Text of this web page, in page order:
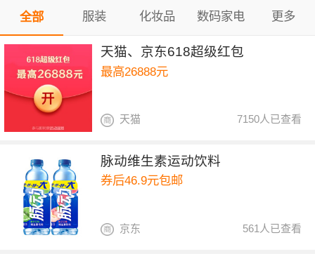
全部 服装 化妆品 数码家电 更多
天猫、京东618超级红包
最高26888元
7150人已查看
天猫
脉动维生素运动饮料
券后46.9元包邮
561人已查看
京东